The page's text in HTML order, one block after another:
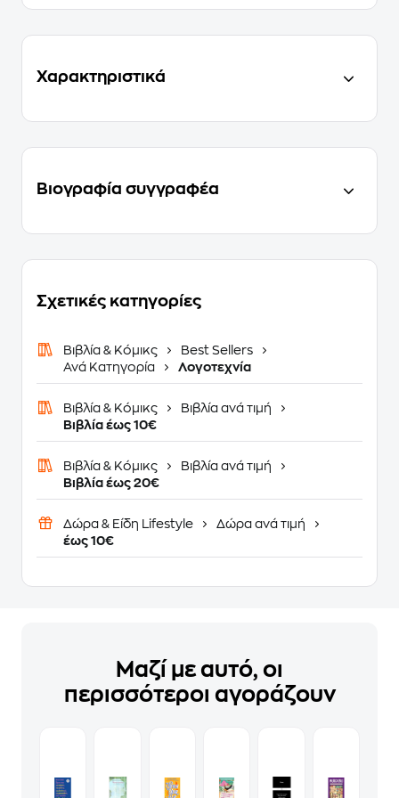
Χαρακτηριστικά
Βιογραφία συγγραφέα
Σχετικές κατηγορίες
Βιβλία & Κόμικς
Best Sellers
Ανά Κατηγορία
Λογοτεχνία
Βιβλία & Κόμικς
Βιβλία ανά τιμή
Βιβλία έως 10€
Βιβλία & Κόμικς
Βιβλία ανά τιμή
Βιβλία έως 20€
Δώρα & Είδη Lifestyle
Δώρα ανά τιμή
έως 10€
Μαζί με αυτό, οι
περισσότεροι αγοράζουν